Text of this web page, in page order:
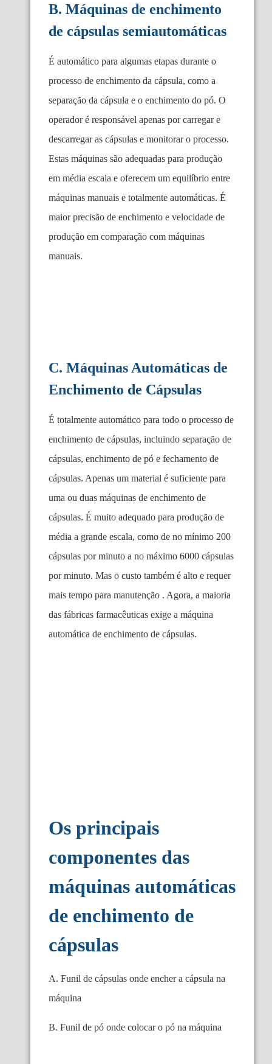
B. Máquinas de enchimento
de cápsulas semiautomáticas
É automático para algumas etapas durante o
processo de enchimento da cápsula, como a
separação da cápsula e o enchimento do pó. O
operador é responsável apenas por carregar e
descarregar as cápsulas e monitorar o processo.
Estas máquinas são adequadas para produção
em média escala e oferecem um equilíbrio entre
máquinas manuais e totalmente automáticas. É
maior precisão de enchimento e velocidade de
produção em comparação com máquinas
manuais.
C. Máquinas Automáticas de
Enchimento de Cápsulas
É totalmente automático para todo o processo de
enchimento de cápsulas, incluindo separação de
cápsulas, enchimento de pó e fechamento de
cápsulas. Apenas um material é suficiente para
uma ou duas máquinas de enchimento de
cápsulas. É muito adequado para produção de
média a grande escala, como de no mínimo 200
cápsulas por minuto a no máximo 6000 cápsulas
por minuto. Mas o custo também é alto e requer
mais tempo para manutenção . Agora, a maioria
das fábricas farmacêuticas exige a máquina
automática de enchimento de cápsulas.
Os principais
componentes das
máquinas automáticas
de enchimento de
cápsulas
A. Funil de cápsulas onde encher a cápsula na
máquina
B. Funil de pó onde colocar o pó na máquina